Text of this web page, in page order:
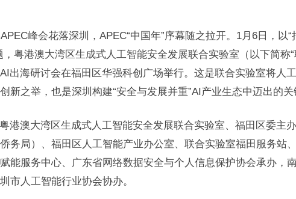
峰会花落深圳，APEC“中国年”序幕随之拉开。1月6日，以
，粤港澳大湾区生成式人工智能安全发展联合实验室（以下简称
出海研讨会在福田区华强科创广场举行。这是联合实验室将人
新之举，也是深圳构建“安全与发展并重”AI产业生态中迈出的关
港澳大湾区生成式人工智能安全发展联合实验室、福田区委主
务局）、福田区人工智能产业办公室、联合实验室福田服务站
能服务中心、广东省网络数据安全与个人信息保护协会承办，
市人工智能行业协会协办。